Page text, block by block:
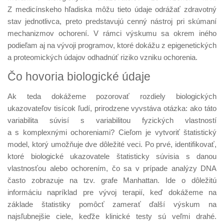
Z medicínskeho hľadiska môžu tieto údaje odrážať zdravotný
stav jednotlivca, preto predstavujú cenný nástroj pri skúmaní
mechanizmov ochorení. V rámci výskumu sa okrem iného
podieľam aj na vývoji programov, ktoré dokážu z epigenetických
a proteomických údajov odhadnúť riziko vzniku ochorenia.
Čo hovoria biologické údaje
Ak teda dokážeme pozorovať rozdiely biologických
ukazovateľov tisícok ľudí, prirodzene vyvstáva otázka: ako táto
variabilita súvisí s variabilitou fyzických vlastností
a s komplexnými ochoreniami? Cieľom je vytvoriť štatistický
model, ktorý umožňuje dve dôležité veci. Po prvé, identifikovať,
ktoré biologické ukazovatele štatisticky súvisia s danou
vlastnosťou alebo ochorením, čo sa v prípade analýzy DNA
často zobrazuje na tzv. grafe Manhattan. Ide o dôležitú
informáciu napríklad pre vývoj terapií, keď dokážeme na
základe štatistiky pomôcť zamerať ďalší výskum na
najsľubnejšie ciele, keďže klinické testy sú veľmi drahé.